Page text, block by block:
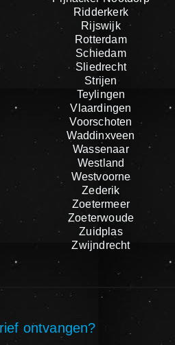
Ridderkerk
Rijswijk
Rotterdam
Schiedam
Sliedrecht
Strijen
Teylingen
Vlaardingen
Voorschoten
Waddinxveen
Wassenaar
Westland
Westvoorne
Zederik
Zoetermeer
Zoeterwoude
Zuidplas
Zwijndrecht
ontvangen?